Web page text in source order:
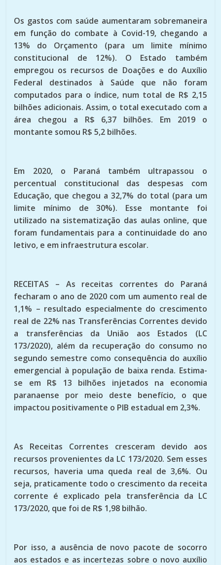
Os gastos com saúde aumentaram sobremaneira
em função do combate à Covid-19, chegando a
13% do Orçamento (para um limite mínimo
constitucional de 12%). O Estado também
empregou os recursos de Doações e do Auxílio
Federal destinados à Saúde que não foram
computados para o índice, num total de R$ 2,15
bilhões adicionais. Assim, o total executado com a
área chegou a R$ 6,37 bilhões. Em 2019 o
montante somou R$ 5,2 bilhões.
Em 2020, o Paraná também ultrapassou o
percentual constitucional das despesas com
Educação, que chegou a 32,7% do total (para um
limite mínimo de 30%). Esse montante foi
utilizado na sistematização das aulas online, que
foram fundamentais para a continuidade do ano
letivo, e em infraestrutura escolar.
RECEITAS – As receitas correntes do Paraná
fecharam o ano de 2020 com um aumento real de
1,1% – resultado especialmente do crescimento
real de 22% nas Transferências Correntes devido
a transferências da União aos Estados (LC
173/2020), além da recuperação do consumo no
segundo semestre como consequência do auxílio
emergencial à população de baixa renda. Estima-
se em R$ 13 bilhões injetados na economia
paranaense por meio deste benefício, o que
impactou positivamente o PIB estadual em 2,3%.
As Receitas Correntes cresceram devido aos
recursos provenientes da LC 173/2020. Sem esses
recursos, haveria uma queda real de 3,6%. Ou
seja, praticamente todo o crescimento da receita
corrente é explicado pela transferência da LC
173/2020, que foi de R$ 1,98 bilhão.
Por isso, a ausência de novo pacote de socorro
aos estados e as incertezas sobre o novo auxílio